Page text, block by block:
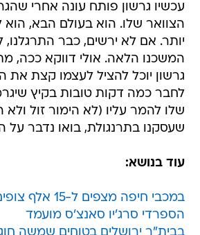
עכשיו גרשון פותח עונה אחרי
הצוואר שלו. הוא בעולם הבא, הוא
יותר. אם לא ירשים, כבר התרגלנו,
המשכנו הלאה. אולי דווקא ככה,
גרשון יוכל להציל לעצמו קצת את
לחבר כמה דקות טובות בקיץ
שלו להמר עליו (לא הימור זול ולא
שעסקנו בתרנגולת, בואו נדבר על
עוד בנושא:
במכבי חיפה
הספרדי סרג'יו סאנצ'ס מועמד